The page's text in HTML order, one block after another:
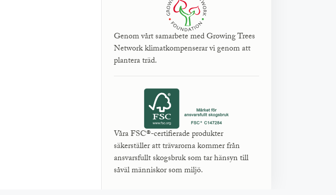
Genom vårt samarbete med Growing Trees
Network klimatkompenserar vi genom att
plantera träd.
Våra FSC®-certifierade produkter
säkerställer att trävarorna kommer från
ansvarsfullt skogsbruk som tar hänsyn till
såväl människor som miljö.